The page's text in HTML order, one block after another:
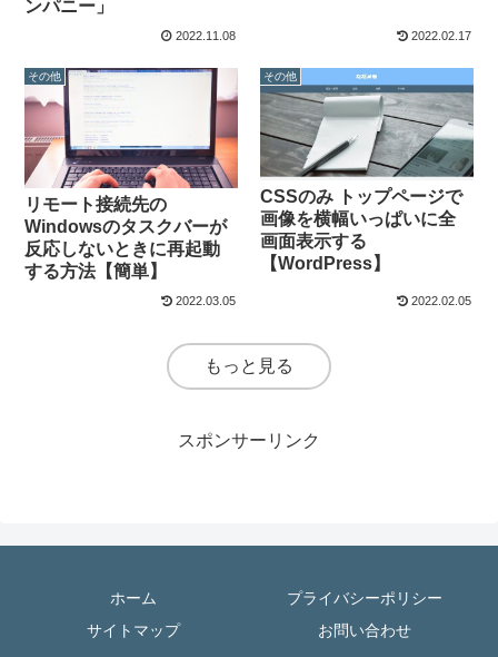
ンパニー」
2022.11.08 2022.02.17
その他
リモート接続先の
Windowsのタスクバーが
反応しないときに再起動
する方法【簡単】
2022.03.05
その他
CSSのみ トップページで
画像を横幅いっぱいに全
画面表示する
【WordPress】
2022.02.05
もっと見る
スポンサーリンク
ホーム
プライバシーポリシー
サイトマップ
お問い合わせ